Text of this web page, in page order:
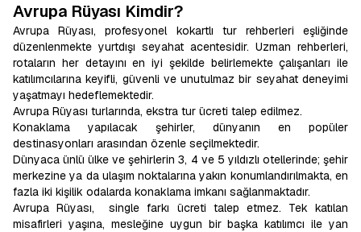
Avrupa Rüyası Kimdir?
Avrupa Rüyası, profesyonel kokartlı tur rehberleri eşliğinde
düzenlenmekte yurtdışı seyahat acentesidir. Uzman rehberleri,
rotaların her detayını en iyi şekilde belirlemekte çalışanları ile
katılımcılarına keyifli, güvenli ve unutulmaz bir seyahat deneyimi
yaşatmayı hedeflemektedir.
Avrupa Rüyası turlarında, ekstra tur ücreti talep edilmez.
Konaklama yapılacak şehirler, dünyanın en popüler
destinasyonları arasından özenle seçilmektedir.
Dünyaca ünlü ülke ve şehirlerin 3, 4 ve 5 yıldızlı otellerinde; şehir
merkezine ya da ulaşım noktalarına yakın konumlandırılmakta, en
fazla iki kişilik odalarda konaklama imkanı sağlanmaktadır.
Avrupa Rüyası, single farkı ücreti talep etmez. Tek katılan
misafirleri yaşına, mesleğine uygun bir başka katılımcı ile yan